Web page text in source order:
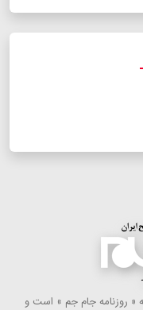
« روزنامه جام جم » است و